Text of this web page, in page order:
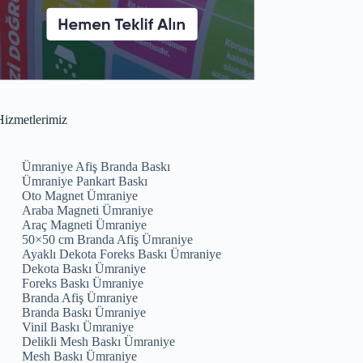
Ümraniye Afiş Branda Baskı
Ümraniye Pankart Baskı
Oto Magnet Ümraniye
Araba Magneti Ümraniye
Araç Magneti Ümraniye
50×50 cm Branda Afiş Ümraniye
Ayaklı Dekota Foreks Baskı Ümraniye
Dekota Baskı Ümraniye
Foreks Baskı Ümraniye
Branda Afiş Ümraniye
Branda Baskı Ümraniye
Vinil Baskı Ümraniye
Delikli Mesh Baskı Ümraniye
Mesh Baskı Ümraniye